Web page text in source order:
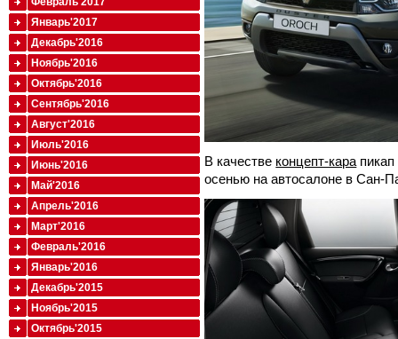
В качестве концепт-кара
осенью на автосалоне в Сан-
Январь'2017
Декабрь'2016
Ноябрь'2016
Октябрь'2016
Сентябрь'2016
Август'2016
Июль'2016
Июнь'2016
Май'2016
Апрель'2016
Март'2016
Февраль'2016
Январь'2016
Декабрь'2015
Ноябрь'2015
Октябрь'2015